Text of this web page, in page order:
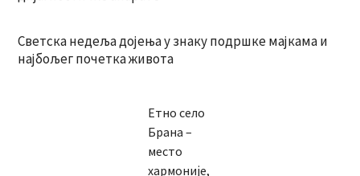
Светска недеља дојења у знаку подршке мајкама и
најбољег почетка живота
Етно село
Брана –
место
хармоније,